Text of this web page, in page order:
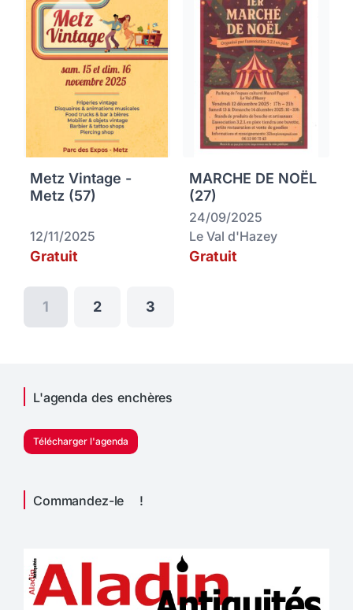
Metz Vintage -
Metz (57)
12/11/2025
Gratuit
MARCHE DE NOËL
(27)
24/09/2025
Le Val d'Hazey
Gratuit
1 2 3
L'agenda des enchères
Télécharger l'agenda
Commandez-le !